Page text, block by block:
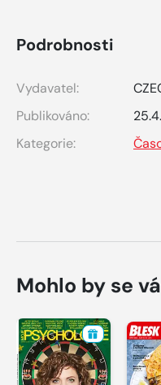
Podrobnosti
Vydavatel:
Publikováno:
Kategorie:
Mohlo by se